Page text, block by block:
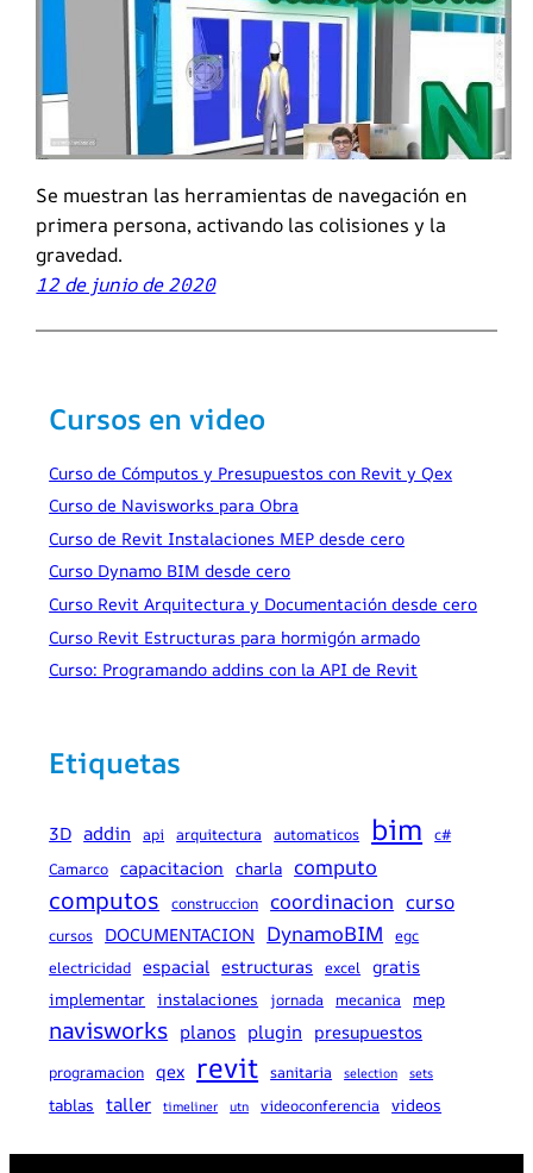
Se muestran las herramientas de navegación en
primera persona, activando las colisiones y la
gravedad.
12 de junio de 2020
Cursos en video
Curso de Cómputos y Presupuestos con Revit y Qex
Curso de Navisworks para Obra
Curso de Revit Instalaciones MEP desde cero
Curso Dynamo BIM desde cero
Curso Revit Arquitectura y Documentación desde cero
Curso Revit Estructuras para hormigón armado
Curso: Programando addins con la API de Revit
Etiquetas
3D addin api arquitectura automaticos bim
c#
Camarco capacitacion charla computo
computos construccion coordinacion curso
cursos DOCUMENTACION DynamoBIM
egc
electricidad espacial estructuras excel gratis
implementar instalaciones jornada mecanica mep
navisworks planos plugin presupuestos
programacion qex revit sanitaria selection sets
tablas taller timeliner utn videoconferencia videos